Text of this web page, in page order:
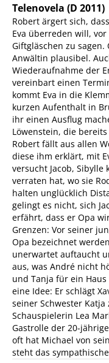
Telenovela (D 2011)
Robert ärgert sich,
Eva überreden will,
Giftgläschen zu
Anwältin plausibel.
Wiederaufnahme der
vereinbart einen
kommt Eva in die
kurzen Aufenthalt in
ihr einen Ausflug
Löwenstein, die
Robert fällt aus allen
diese ihm erklärt, mit
versucht Jacob, Sibylle
verraten hat, wo sie
halten unglücklich
gelingt es nicht, sich
erfährt, dass er Opa
Grenzen: Vor seiner
Opa bezeichnet
unerwartet auftaucht
aus, was André nicht
und Tanja für ein
eine Idee: Er schlägt
seiner Schwester
Schauspielerin Lea
Gastrolle der 20-
oft hat Michael von
steht das